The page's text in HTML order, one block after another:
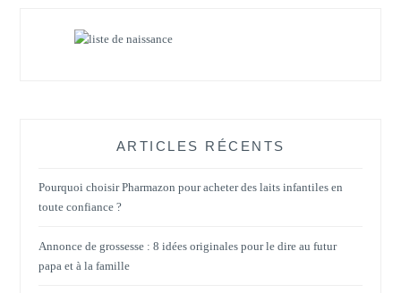
ARTICLES RÉCENTS
Pourquoi choisir Pharmazon pour acheter des laits infantiles en
toute confiance ?
Annonce de grossesse : 8 idées originales pour le dire au futur
papa et à la famille